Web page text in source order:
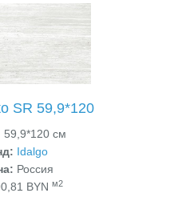
SR 59,9*120
59,9*120 см
Idalgo
Россия
BYN м2